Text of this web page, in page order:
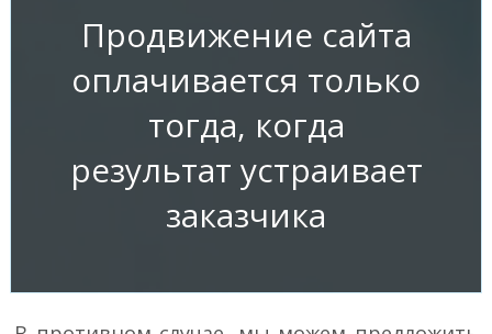
Продвижение сайта
оплачивается только
тогда, когда
результат устраивает
заказчика